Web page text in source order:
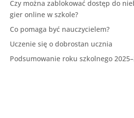
Czy można zablokować dostęp do
gier online w szkole?
Co pomaga być nauczycielem?
Uczenie się o dobrostan ucznia
Podsumowanie roku szkolnego